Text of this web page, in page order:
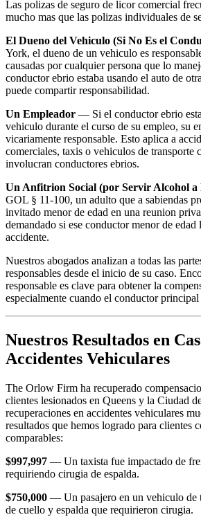
Las polizas de seguro de licor comercial
mucho mas que las polizas individuales de
El Dueno del Vehiculo (Si No Es el
York, el dueno de un vehiculo es
causadas por cualquier persona que lo
conductor ebrio estaba usando el auto de
puede compartir responsabilidad.
Un Empleador — Si el conductor ebrio
vehiculo durante el curso de su empleo, su
vicariamente responsable. Esto aplica a
comerciales, taxis o vehiculos de transporte
involucran conductores ebrios.
Un Anfitrion Social (por Servir Alcohol a
GOL § 11-100, un adulto que a sabiendas
invitado menor de edad en una reunion
demandado si ese conductor menor de edad
accidente.
Nuestros abogados analizan a todas las
responsables desde el inicio de su caso.
responsable es clave para obtener la
especialmente cuando el conductor
Nuestros Resultados en
Accidentes Vehiculares
The Orlow Firm ha recuperado
clientes lesionados en Queens y la Ciudad
recuperaciones en accidentes vehiculares
resultados que hemos logrado para clientes
comparables:
$997,997 — Un taxista fue impactado de
requiriendo cirugia de espalda.
$750,000 — Un pasajero en un vehiculo de
de cuello y espalda que requirieron cirugia.